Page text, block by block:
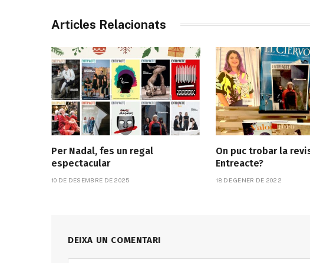
Articles Relacionats
Per Nadal, fes un regal
espectacular
10 DE DESEMBRE DE 2025
On puc trobar la
Entreacte?
18 DE GENER DE 2022
DEIXA UN COMENTARI